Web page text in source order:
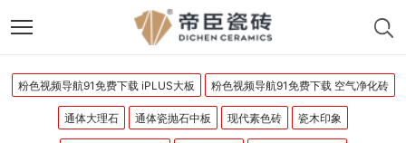
粉色视频导航91免费下载 iPLUS大板 粉色视频导航91免费下载 空气净化砖
通体大理石 通体瓷抛石中板 现代素色砖 瓷木印象